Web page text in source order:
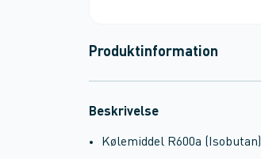
Produktinformation
Beskrivelse
Kølemiddel R600a (Isobutan)